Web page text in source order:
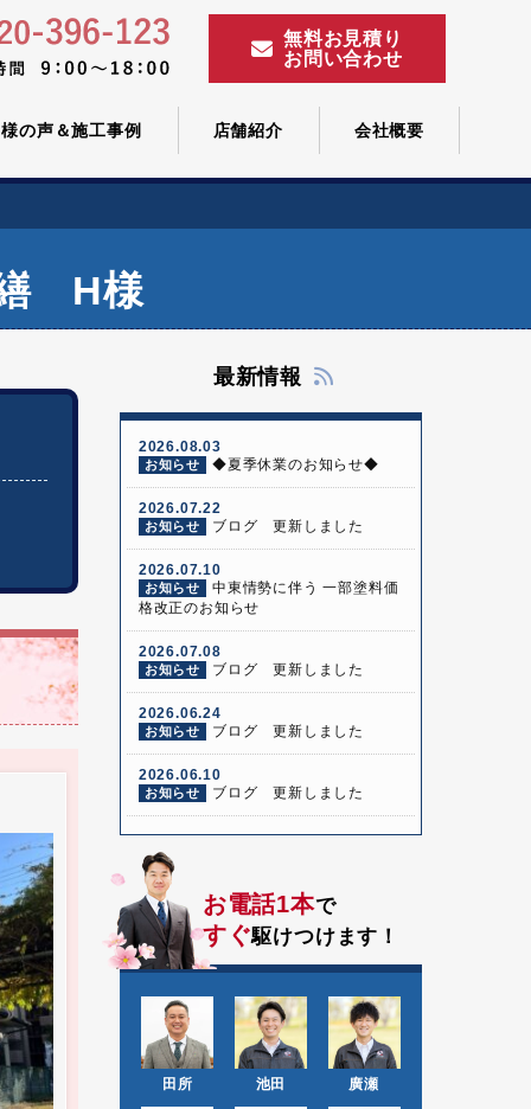
無料お見積り
お問い合わせ
の声＆施工事例 店舗紹介 会社概要
H様
最新情報
2026.08.03
お知らせ ◆夏季休業のお知らせ◆
2026.07.22
お知らせ ブログ 更新しました
2026.07.10
お知らせ
中東情勢に伴う 一部塗料価
格改正のお知らせ
2026.07.08
お知らせ ブログ 更新しました
2026.06.24
お知らせ ブログ 更新しました
2026.06.10
お知らせ ブログ 更新しました
お電話1本で
すぐ駆けつけます！
田所 池田 廣瀬